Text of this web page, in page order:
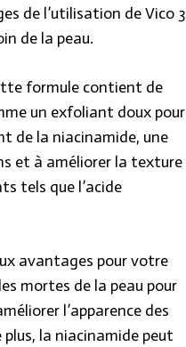
de l’utilisation de Vico 3
de la peau.
formule contient de
un exfoliant doux pour
de la niacinamide, une
et à améliorer la texture
tels que l’acide
avantages pour votre
mortes de la peau pour
l’apparence des
plus, la niacinamide peut